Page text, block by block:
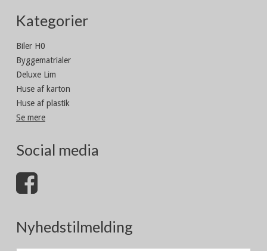
Kategorier
Biler H0
Byggematrialer
Deluxe Lim
Huse af karton
Huse af plastik
Se mere
Social media
Nyhedstilmelding